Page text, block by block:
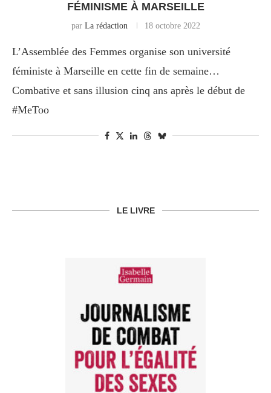
FÉMINISME À MARSEILLE
par La rédaction 18 octobre 2022
L’Assemblée des Femmes organise son université
féministe à Marseille en cette fin de semaine…
Combative et sans illusion cinq ans après le début de
#MeToo
LE LIVRE